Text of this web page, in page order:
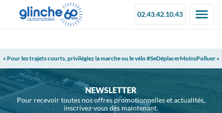
02.43.42.10.43
« Pour les trajets courts, privilégiez la marche ou le vélo #SeDéplacerMoinsPolluer »
NEWSLETTER
Pour recevoir toutes nos offres promotionnelles et actualités,
inscrivez-vous dès maintenant.